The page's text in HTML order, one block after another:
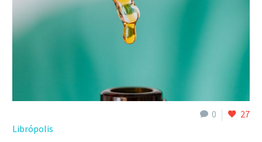
0
27
Librópolis